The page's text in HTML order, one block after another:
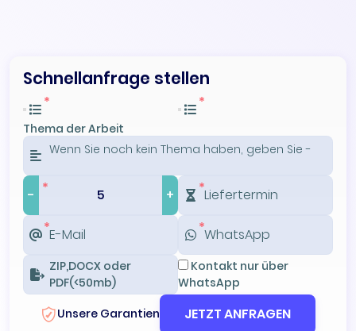
Schnellanfrage stellen
Thema der Arbeit
- +
ZIP,DOCX oder
PDF(<50mb)
Kontakt nur über
WhatsApp
Unsere Garantien
JETZT ANFRAGEN